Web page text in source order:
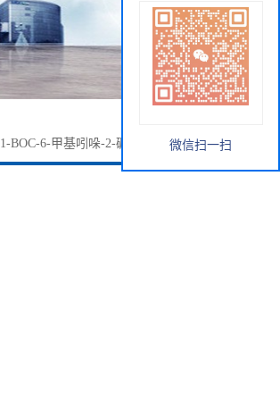
1-BOC-6-甲基吲哚-2-硼酸 | 850568-51-3
微信扫一扫